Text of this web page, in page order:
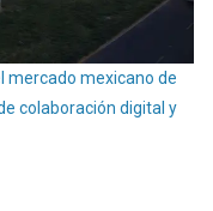
mercado mexicano de
colaboración digital y